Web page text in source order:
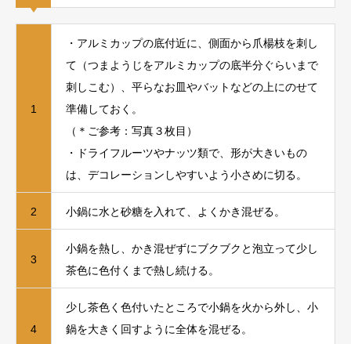
1
・アルミカップの底付近に、側面から爪楊枝を刺し
て（つまようじをアルミカップの底半分ぐらいまで
刺しこむ）、平らなお皿やバットなどの上にのせて
準備しておく。
（＊ご参考：写真３枚目）
・ドライフルーツやナッツ類で、形が大きいもの
は、デコレーションしやすいよう小さめに切る。
2 小鍋に水と砂糖を入れて、よくかき混ぜる。
3
小鍋を熱し、かき混ぜずにブクブクと泡立って少し
茶色に色付くまで熱し続ける。
4
少し茶色く色付いたところで小鍋を火から外し、小
鍋を大きく回すように全体を混ぜる。